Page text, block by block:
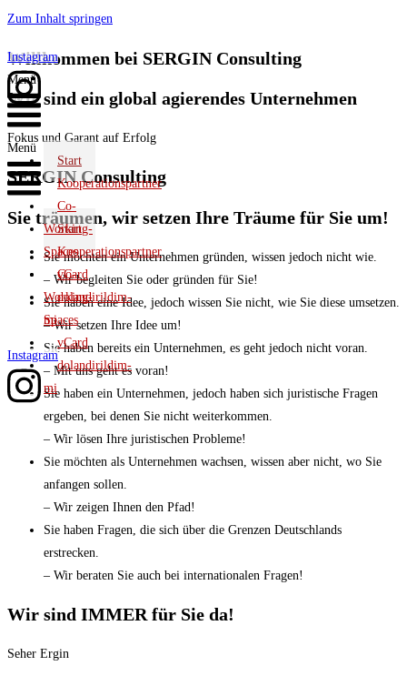
Zum Inhalt springen
Instagram
Menü
Start
Kooperationspartner
Co-
Working-
Spaces
vCard
dolandirildim-
mi
Menü
Start
Kooperationspartner
Co-
Working-
Spaces
vCard
dolandirildim-
mi
Instagram
Willkommen bei SERGIN Consulting
Wir sind ein global agierendes Unternehmen
Fokus und Garant auf Erfolg
SERGIN Consulting
Sie träumen, wir setzen Ihre Träume für Sie um!
Sie möchten ein Unternehmen gründen, wissen jedoch nicht wie.
– Wir begleiten Sie oder gründen für Sie!
Sie haben eine Idee, jedoch wissen Sie nicht, wie Sie diese umsetzen.
– Wir setzen Ihre Idee um!
Sie haben bereits ein Unternehmen, es geht jedoch nicht voran.
– Mit uns geht es voran!
Sie haben ein Unternehmen, jedoch haben sich juristische Fragen
ergeben, bei denen Sie nicht weiterkommen.
– Wir lösen Ihre juristischen Probleme!
Sie möchten als Unternehmen wachsen, wissen aber nicht, wo Sie
anfangen sollen.
– Wir zeigen Ihnen den Pfad!
Sie haben Fragen, die sich über die Grenzen Deutschlands
erstrecken.
– Wir beraten Sie auch bei internationalen Fragen!
Wir sind IMMER für Sie da!
Seher Ergin